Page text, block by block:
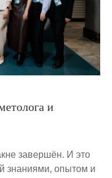
и
завершён. И это
знаниями, опытом и